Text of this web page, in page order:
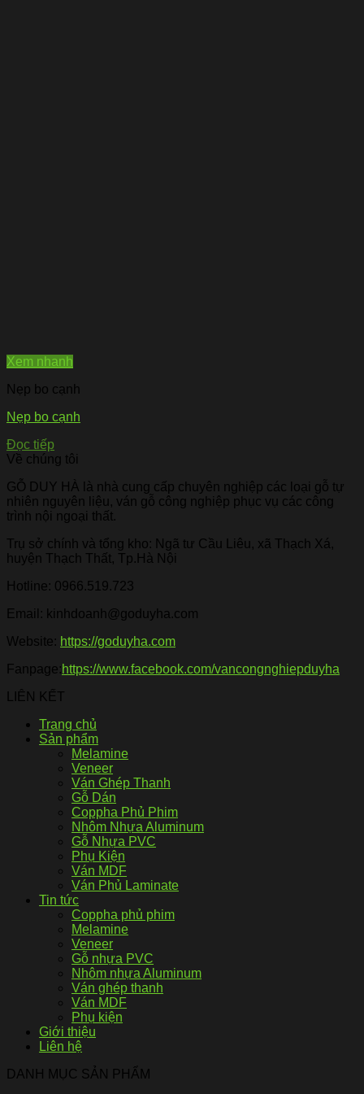
Xem nhanh
Nẹp bo cạnh
Nẹp bo cạnh
Đọc tiếp
Về chúng tôi
GỖ DUY HÀ là nhà cung cấp chuyên nghiệp các loại gỗ tự
nhiên nguyên liệu, ván gỗ công nghiệp phục vụ các công
trình nội ngoại thất.
Trụ sở chính và tổng kho: Ngã tư Cầu Liêu, xã Thạch Xá,
huyện Thạch Thất, Tp.Hà Nội
Hotline: 0966.519.723
Email: kinhdoanh@goduyha.com
Website: https://goduyha.com
Fanpage:https://www.facebook.com/vancongnghiepduyha
LIÊN KẾT
Trang chủ
Sản phẩm
Melamine
Veneer
Ván Ghép Thanh
Gỗ Dán
Coppha Phủ Phim
Nhôm Nhựa Aluminum
Gỗ Nhựa PVC
Phụ Kiện
Ván MDF
Ván Phủ Laminate
Tin tức
Coppha phủ phim
Melamine
Veneer
Gỗ nhựa PVC
Nhôm nhựa Aluminum
Ván ghép thanh
Ván MDF
Phụ kiện
Giới thiệu
Liên hệ
DANH MỤC SẢN PHẨM